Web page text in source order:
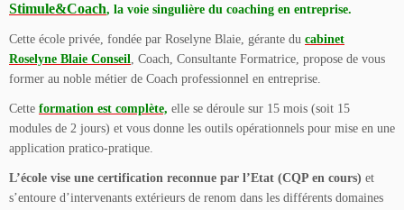
Stimule&Coach, la voie singulière du coaching en entreprise.
Cette école privée, fondée par Roselyne Blaie, gérante du cabinet
Roselyne Blaie Conseil, Coach, Consultante Formatrice, propose de vous
former au noble métier de Coach professionnel en entreprise.
Cette formation est complète, elle se déroule sur 15 mois (soit 15
modules de 2 jours) et vous donne les outils opérationnels pour mise en une
application pratico-pratique.
L’école vise une certification reconnue par l’Etat (CQP en cours) et
s’entoure d’intervenants extérieurs de renom dans les différents domaines